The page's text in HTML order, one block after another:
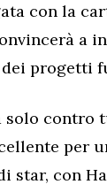
con la
a
dei progetti
solo
per
star, con